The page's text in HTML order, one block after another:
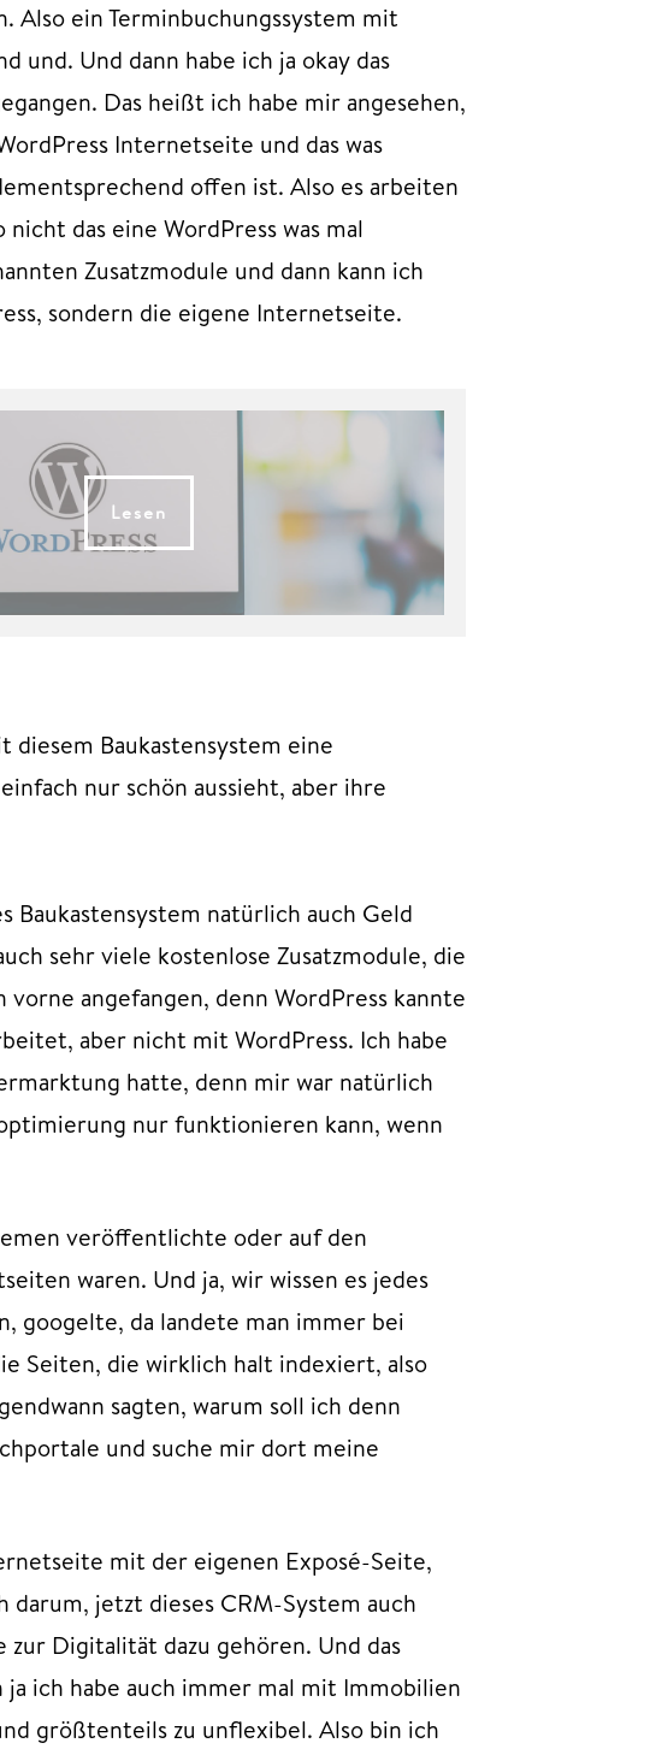
ein Terminbuchungssystem mit
und. Und dann habe ich ja okay das
Das heißt ich habe mir angesehen,
Internetseite und das was
offen ist. Also es arbeiten
das eine WordPress was mal
Zusatzmodule und dann kann ich
sondern die eigene Internetseite.
Lesen
Baukastensystem eine
nur schön aussieht, aber ihre
Baukastensystem natürlich auch Geld
sehr viele kostenlose Zusatzmodule, die
angefangen, denn WordPress kannte
aber nicht mit WordPress. Ich habe
hatte, denn mir war natürlich
nur funktionieren kann, wenn
veröffentlichte oder auf den
waren. Und ja, wir wissen es jedes
googelte, da landete man immer bei
Seiten, die wirklich halt indexiert, also
sagten, warum soll ich denn
und suche mir dort meine
mit der eigenen Exposé-Seite,
darum, jetzt dieses CRM-System auch
Digitalität dazu gehören. Und das
ich habe auch immer mal mit Immobilien
größtenteils zu unflexibel. Also bin ich